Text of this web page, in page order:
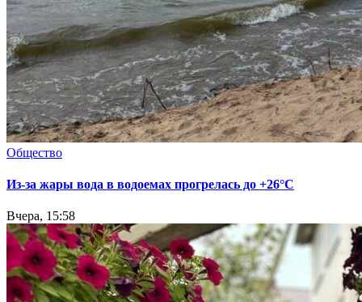
Общество
Из-за жары вода в водоемах прогрелась до +26°C
Вчера, 15:58